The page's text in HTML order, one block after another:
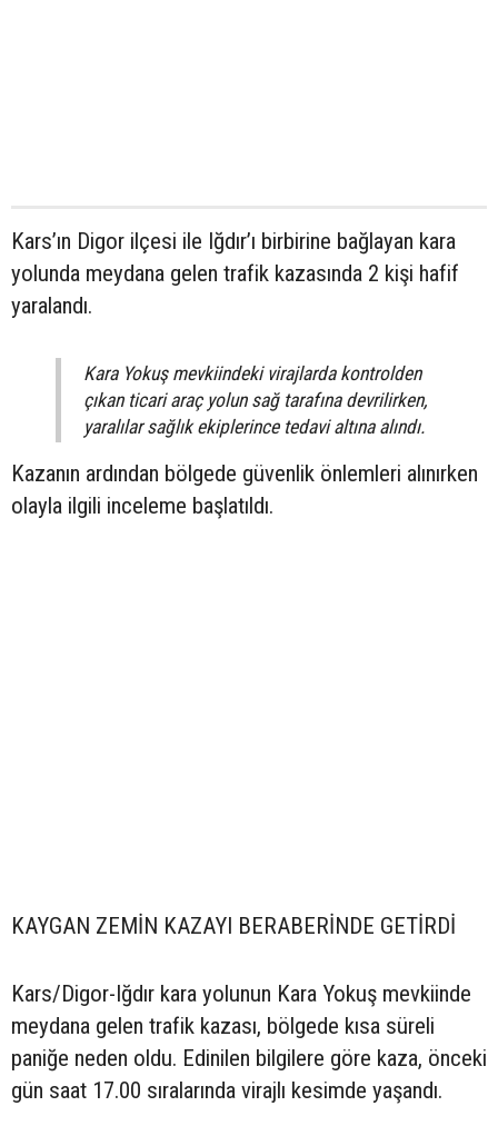
Kars’ın Digor ilçesi ile Iğdır’ı birbirine bağlayan kara
yolunda meydana gelen trafik kazasında 2 kişi hafif
yaralandı.
Kara Yokuş mevkiindeki virajlarda kontrolden
çıkan ticari araç yolun sağ tarafına devrilirken,
yaralılar sağlık ekiplerince tedavi altına alındı.
Kazanın ardından bölgede güvenlik önlemleri alınırken
olayla ilgili inceleme başlatıldı.
KAYGAN ZEMİN KAZAYI BERABERİNDE GETİRDİ
Kars/Digor-Iğdır kara yolunun Kara Yokuş mevkiinde
meydana gelen trafik kazası, bölgede kısa süreli
paniğe neden oldu. Edinilen bilgilere göre kaza, önceki
gün saat 17.00 sıralarında virajlı kesimde yaşandı.